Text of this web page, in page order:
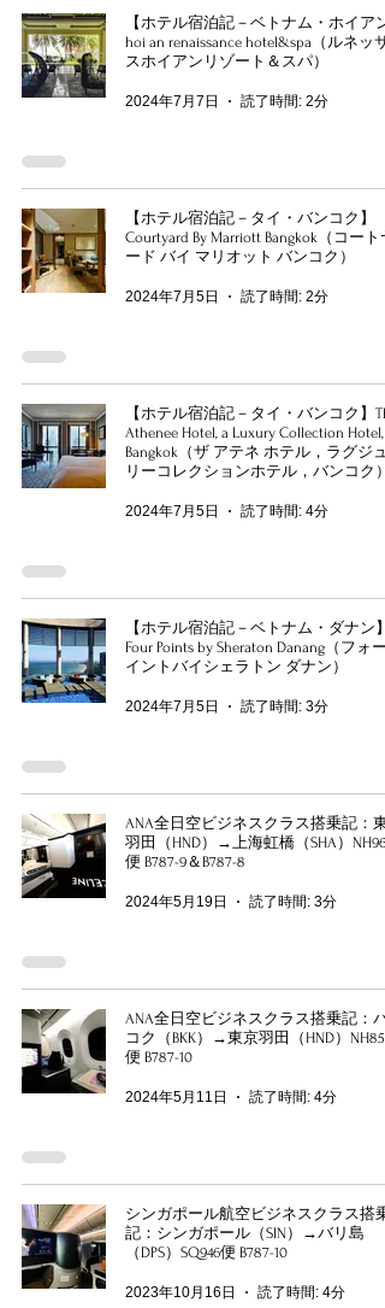
【ホテル宿泊記－ベトナム・ホイア
hoi an renaissance hotel&spa（ルネッ
スホイアンリゾート＆スパ）
2024年7月7日 読了時間: 2分
【ホテル宿泊記－タイ・バンコク】
Courtyard By Marriott Bangkok（コート
ード バイ マリオット バンコク）
2024年7月5日 読了時間: 2分
【ホテル宿泊記－タイ・バンコク】
Athenee Hotel, a Luxury Collection Hotel,
Bangkok（ザ アテネ ホテル，ラグジュ
リーコレクションホテル，バンコク）
2024年7月5日 読了時間: 4分
【ホテル宿泊記－ベトナム・ダナン】
Four Points by Sheraton Danang（フォー
イントバイシェラトン ダナン）
2024年7月5日 読了時間: 3分
ANA全日空ビジネスクラス搭乗記：東
羽田（HND）→上海虹橋（SHA）NH969
便 B787-9＆B787-8
2024年5月19日 読了時間: 3分
ANA全日空ビジネスクラス搭乗記：バ
コク（BKK）→東京羽田（HND）NH850
便 B787-10
2024年5月11日 読了時間: 4分
シンガポール航空ビジネスクラス搭乗
記：シンガポール（SIN）→バリ島
（DPS）SQ946便 B787-10
2023年10月16日 読了時間: 4分